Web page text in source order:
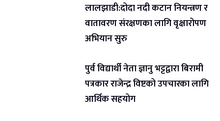
लालझाडी:दोदा नदी कटान नियन्त्रण र
वातावरण संरक्षणका लागि वृक्षारोपण
अभियान सुरु
पुर्व विद्यार्थी नेता ज्ञानु भट्टद्वारा बिरामी
पत्रकार राजेन्द्र विष्टको उपचारका लागि
आर्थिक सहयोग